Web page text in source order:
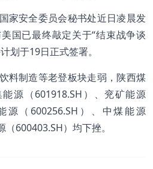
家安全委员会秘书处近日凌晨发
国已最终敲定关于“结束战争谈
划于19日正式签署。
料制造等老登板块走弱，陕西煤
源（601918.SH）、兖矿能源
源（600256.SH）、中煤能源
（600403.SH）均下挫。